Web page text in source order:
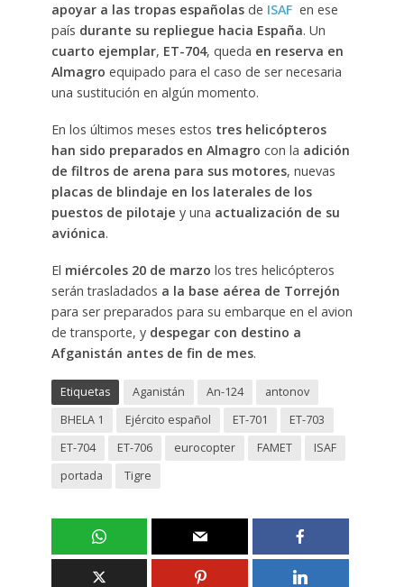
apoyar a las tropas españolas de ISAF en ese
país durante su repliegue hacia España. Un
cuarto ejemplar, ET-704, queda en reserva en
Almagro equipado para el caso de ser necesaria
una sustitución en algún momento.
En los últimos meses estos tres helicópteros
han sido preparados en Almagro con la adición
de filtros de arena para sus motores, nuevas
placas de blindaje en los laterales de los
puestos de pilotaje y una actualización de su
aviónica.
El miércoles 20 de marzo los tres helicópteros
serán trasladados a la base aérea de Torrejón
para ser preparados para su embarque en el avion
de transporte, y despegar con destino a
Afganistán antes de fin de mes.
Etiquetas Aganistán An-124
antonov
BHELA 1
Ejército español ET-701
ET-703
ET-704
ET-706 eurocopter FAMET
ISAF
portada
Tigre